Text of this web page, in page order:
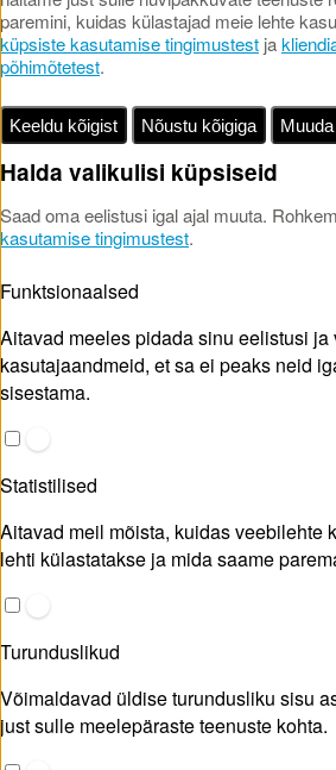
paremini, kuidas külastajad meie lehte
küpsiste kasutamise tingimustest ja
põhimõtetest.
Keeldu kõigist Nõustu kõigiga
Halda valikulisi küpsiseid
Saad oma eelistusi igal ajal muuta.
kasutamise tingimustest.
Funktsionaalsed
Aitavad meeles pidada sinu eelistusi
kasutajaandmeid, et sa ei peaks neid
sisestama.
Statistilised
Aitavad meil mõista, kuidas veebilehte
lehti külastatakse ja mida saame
Turunduslikud
Võimaldavad üldise turundusliku sisu
just sulle meelepäraste teenuste kohta.